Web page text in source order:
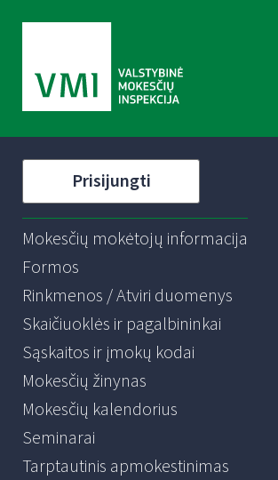
Prisijungti
Mokesčių mokėtojų informacija
Formos
Rinkmenos / Atviri duomenys
Skaičiuoklės ir pagalbininkai
Sąskaitos ir įmokų kodai
Mokesčių žinynas
Mokesčių kalendorius
Seminarai
Tarptautinis apmokestinimas